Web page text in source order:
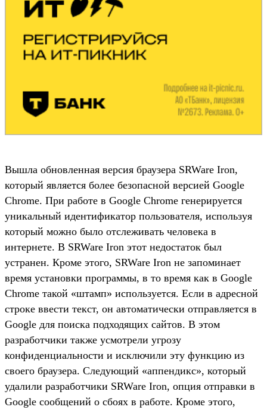
Вышла обновленная версия браузера SRWare Iron,
который является более безопасной версией Google
Chrome. При работе в Google Chrome генерируется
уникальный идентификатор пользователя, используя
который можно было отслеживать человека в
интернете. В SRWare Iron этот недостаток был
устранен. Кроме этого, SRWare Iron не запоминает
время установки программы, в то время как в Google
Chrome такой «штамп» используется. Если в адресной
строке ввести текст, он автоматически отправляется в
Google для поиска подходящих сайтов. В этом
разработчики также усмотрели угрозу
конфиденциальности и исключили эту функцию из
своего браузера. Следующий «аппендикс», который
удалили разработчики SRWare Iron, опция отправки в
Google сообщений о сбоях в работе. Кроме этого,